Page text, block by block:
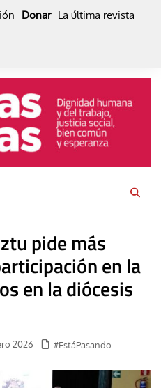
Donar La última revista
pide más
en la
en la diócesis
2026 #EstáPasando